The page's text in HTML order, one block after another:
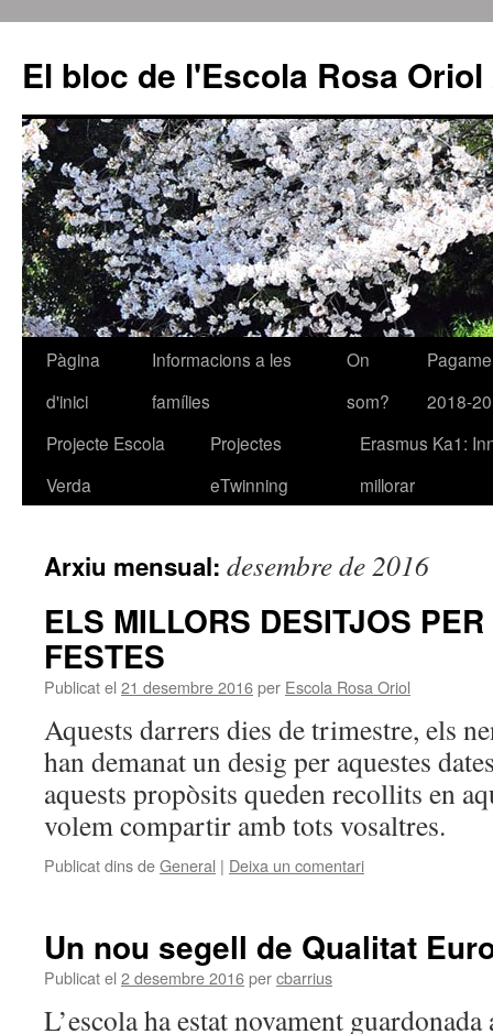
El bloc de l'Escola Rosa
Vés
contingut
Pàgina
d'inici
Informacions a les
famílies
On
som?
2018-
Projecte Escola
Verda
Projectes
eTwinning
Erasmus Ka1:
millorar
Arxiu mensual: desembre de 2016
ELS MILLORS DESITJOS
FESTES
Publicat el 21 desembre 2016per Escola Rosa Oriol
Aquests darrers dies de trimestre, els
han demanat un desig per aquestes
aquests propòsits queden recollits en
volem compartir amb tots vosaltres.
Publicat dins deGeneral | Deixa un comentari
Un nou segell de Qualitat
Publicat el 2 desembre 2016percbarrius
L’escola ha estat novament